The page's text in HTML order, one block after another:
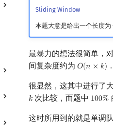
Sliding Window
本题大意是给出一个长度为
最暴力的想法很简单，
间复杂度约为 𝑂(𝑛 × 𝑘)
O(n× k) ．
很显然，这其中进行了
𝑘
k 次比较，而题中 100%
100%
这时所用到的就是单调